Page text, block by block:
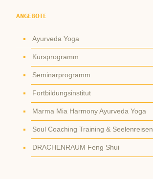
ANGEBOTE
Ayurveda Yoga
Kursprogramm
Seminarprogramm
Fortbildungsinstitut
Marma Mia Harmony Ayurveda Yoga
Soul Coaching Training & Seelenreisen
DRACHENRAUM Feng Shui